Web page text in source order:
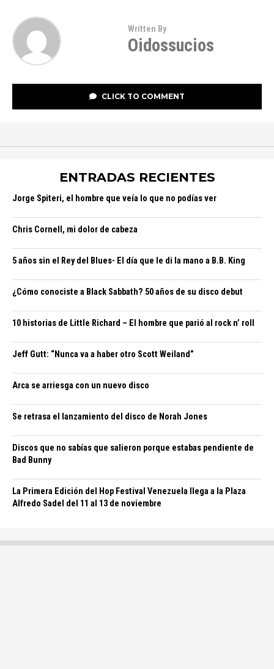
Written By
Oidossucios
CLICK TO COMMENT
ENTRADAS RECIENTES
Jorge Spiteri, el hombre que veía lo que no podías ver
Chris Cornell, mi dolor de cabeza
5 años sin el Rey del Blues- El día que le di la mano a B.B. King
¿Cómo conociste a Black Sabbath? 50 años de su disco debut
10 historias de Little Richard – El hombre que parió al rock n’ roll
Jeff Gutt: “Nunca va a haber otro Scott Weiland”
Arca se arriesga con un nuevo disco
Se retrasa el lanzamiento del disco de Norah Jones
Discos que no sabías que salieron porque estabas pendiente de
Bad Bunny
La Primera Edición del Hop Festival Venezuela llega a la Plaza
Alfredo Sadel del 11 al 13 de noviembre